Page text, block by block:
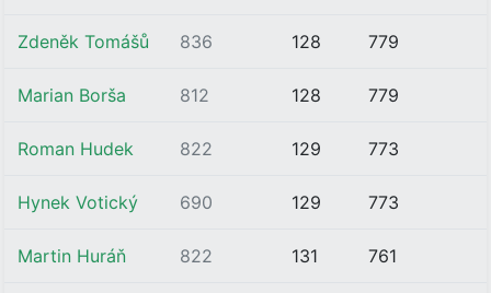
Zdeněk Tomášů 836 128 779
Marian Borša 812 128 779
Roman Hudek 822 129 773
Hynek Votický 690 129 773
Martin Huráň 822 131 761